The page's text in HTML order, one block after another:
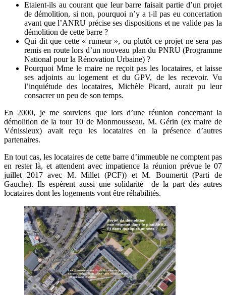
Etaient-ils au courant que leur barre faisait partie d’un projet
de démolition, si non, pourquoi n’y a t-il pas eu concertation
avant que l’ANRU précise ses dispositions et ne valide pas la
démolition de cette barre ?
Qui dit que cette « rumeur », ou plutôt ce projet ne sera pas
remis en route lors d’un nouveau plan du PNRU (Programme
National pour la Rénovation Urbaine) ?
Pourquoi Mme le maire ne reçoit pas les locataires, et laisse
ses adjoints au logement et du GPV, de les recevoir. Vu
l’inquiétude des locataires, Michèle Picard, aurait pu leur
consacrer un peu de son temps.
En 2000, je me souviens que lors d’une réunion concernant la
démolition de la tour 10 de Monmousseau, M. Gérin (ex maire de
Vénissieux) avait reçu les locataires en la présence d’autres
partenaires.
En tout cas, les locataires de cette barre d’immeuble ne comptent pas
en rester là, et attendent avec impatience la réunion prévue le 07
juillet 2017 avec M. Millet (PCF)) et M. Boumertit (Parti de
Gauche). Ils espèrent aussi une solidarité de la part des autres
locataires dont les logements vont être réhabilités.